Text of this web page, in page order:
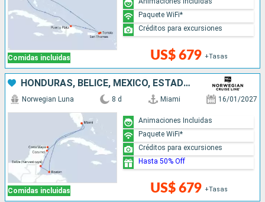
Comidas incluidas US$ 679 +Tasas
Paquete WiFi*
Créditos para excursiones
HONDURAS, BELICE, MÉXICO, ESTADOS UNIDOS
Comidas incluidas
Norwegian Luna 8 d Miami 16/01/2027
US$ 679 +Tasas
Animaciones Incluidas
Paquete WiFi*
Créditos para excursiones
Hasta 50% Off